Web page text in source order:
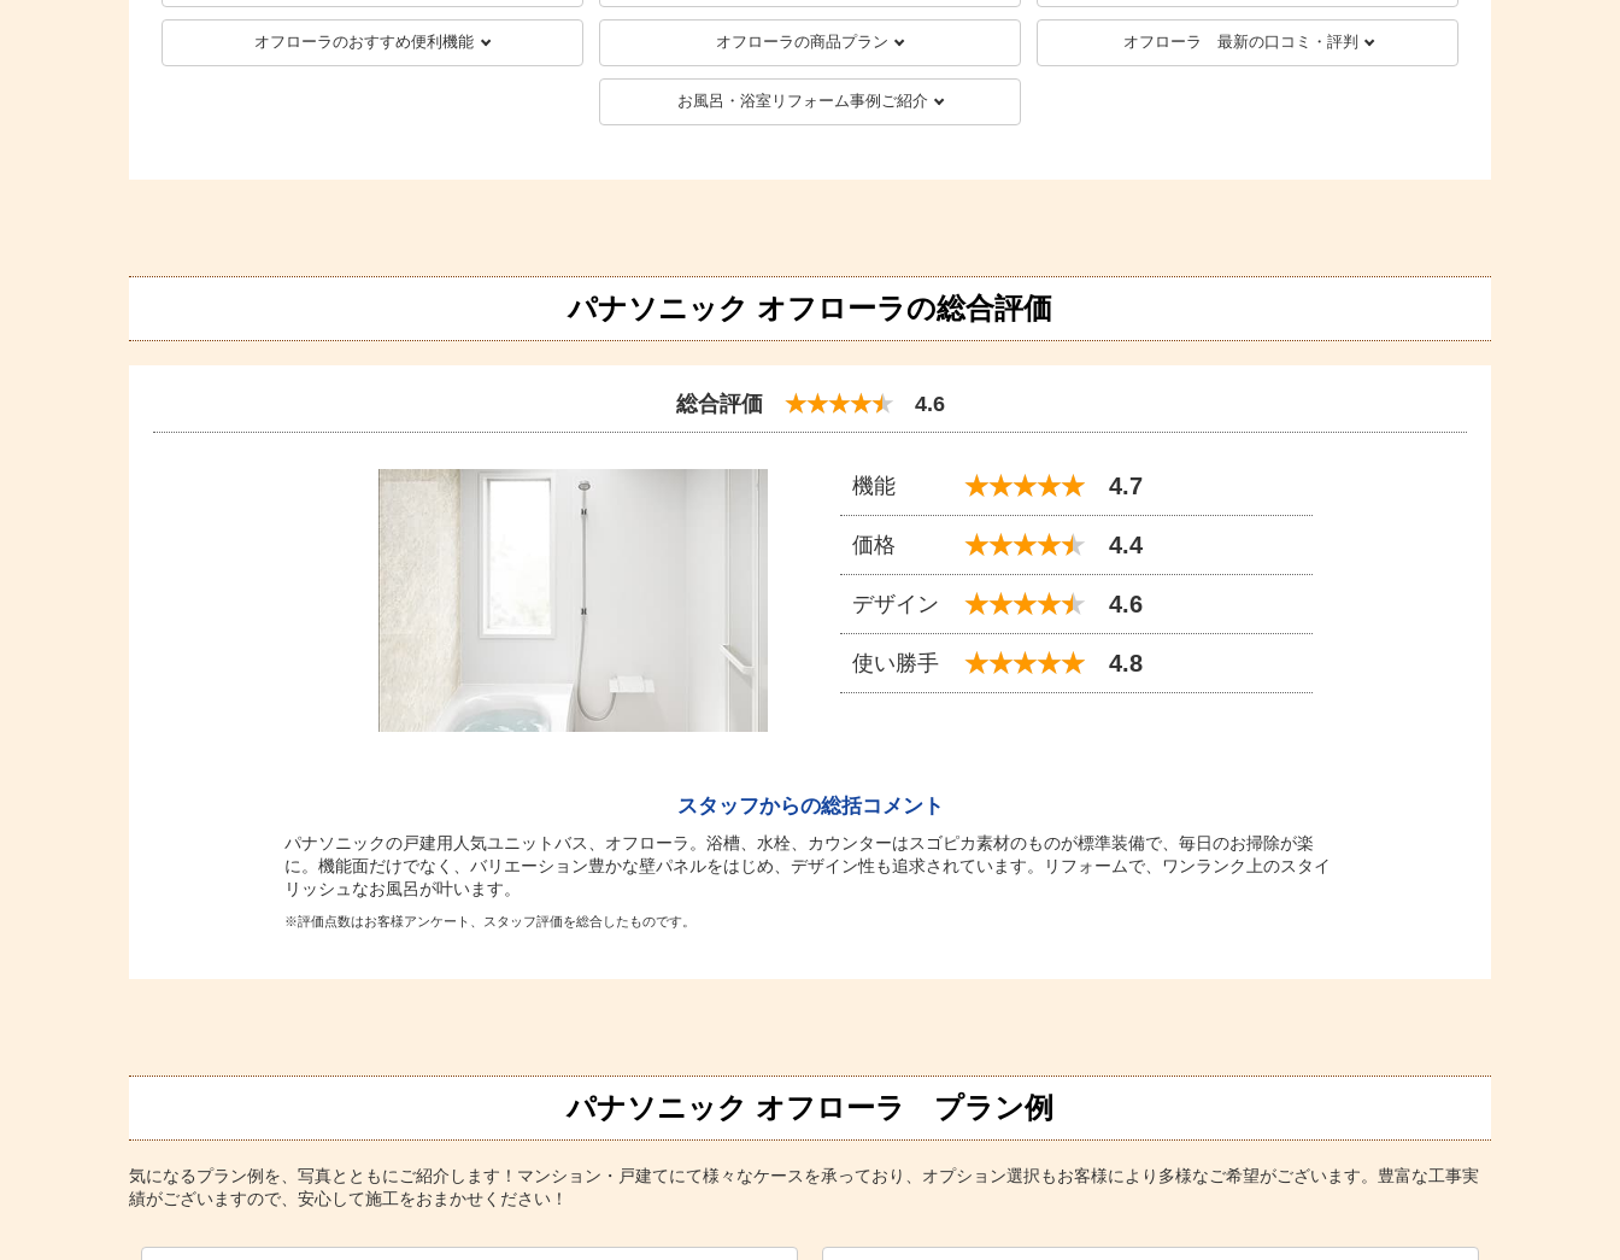
オフローラのおすすめ便利機能 オフローラの商品プラン オフローラ 最新の口コミ・評判
お風呂・浴室リフォーム事例ご紹介
パナソニック オフローラの総合評価
総合評価 4.6
機能 4.7
価格 4.4
デザイン 4.6
使い勝手 4.8
スタッフからの総括コメント
パナソニックの戸建用人気ユニットバス、オフローラ。浴槽、水栓、カウンターはスゴピカ素材のものが標準装備で、毎日のお掃除が楽
に。機能面だけでなく、バリエーション豊かな壁パネルをはじめ、デザイン性も追求されています。リフォームで、ワンランク上のスタイ
リッシュなお風呂が叶います。
※評価点数はお客様アンケート、スタッフ評価を総合したものです。
パナソニック オフローラ プラン例
気になるプラン例を、写真とともにご紹介します！マンション・戸建てにて様々なケースを承っており、オプション選択もお客様により多様なご希望がございます。豊富な工事実
績がございますので、安心して施工をおまかせください！